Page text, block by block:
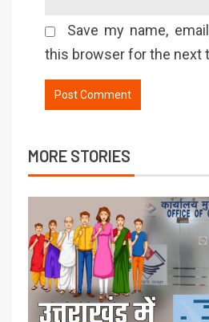
Save my name,
this browser for the next
MORE STORIES